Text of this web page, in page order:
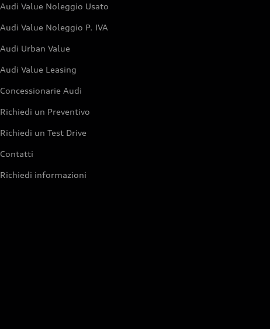
Audi Value Noleggio Usato
Audi Value Noleggio P. IVA
Audi Urban Value
Audi Value Leasing
Concessionarie Audi
Richiedi un Preventivo
Richiedi un Test Drive
Contatti
Richiedi informazioni